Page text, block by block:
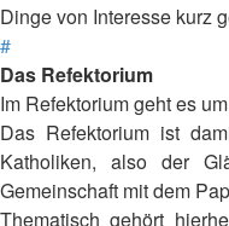
Dinge von Interesse kurz
#
Das Refektorium
Im Refektorium geht es
Das Refektorium ist
Katholiken, also der
Gemeinschaft mit dem
Thematisch gehört